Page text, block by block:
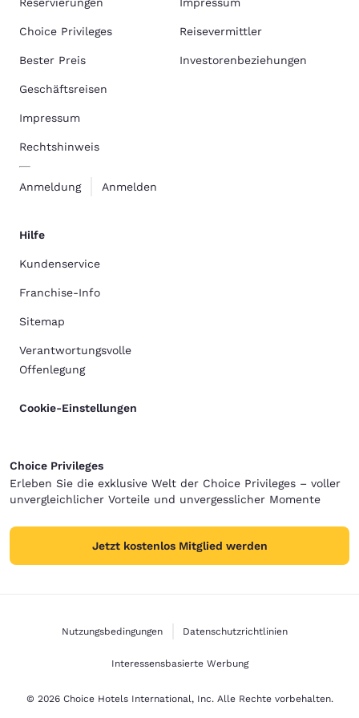
Choice Privileges
Bester Preis
Geschäftsreisen
Impressum
Rechtshinweis
Anmeldung Anmelden
Reisevermittler
Investorenbeziehungen
Hilfe
Kundenservice
Franchise-Info
Sitemap
Verantwortungsvolle
Offenlegung
Cookie-Einstellungen
Choice Privileges
Erleben Sie die exklusive Welt der Choice Privileges – voller
unvergleichlicher Vorteile und unvergesslicher Momente
Jetzt kostenlos Mitglied werden
Nutzungsbedingungen Datenschutzrichtlinien
Interessensbasierte Werbung
© 2026 Choice Hotels International, Inc. Alle Rechte vorbehalten.